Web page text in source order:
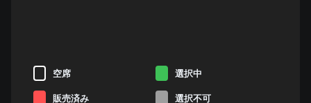
空席 選択中
販売済み 選択不可